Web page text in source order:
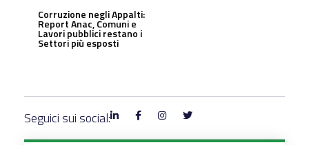
Corruzione negli Appalti:
Report Anac, Comuni e
Lavori pubblici restano i
Settori più esposti
Seguici sui social: